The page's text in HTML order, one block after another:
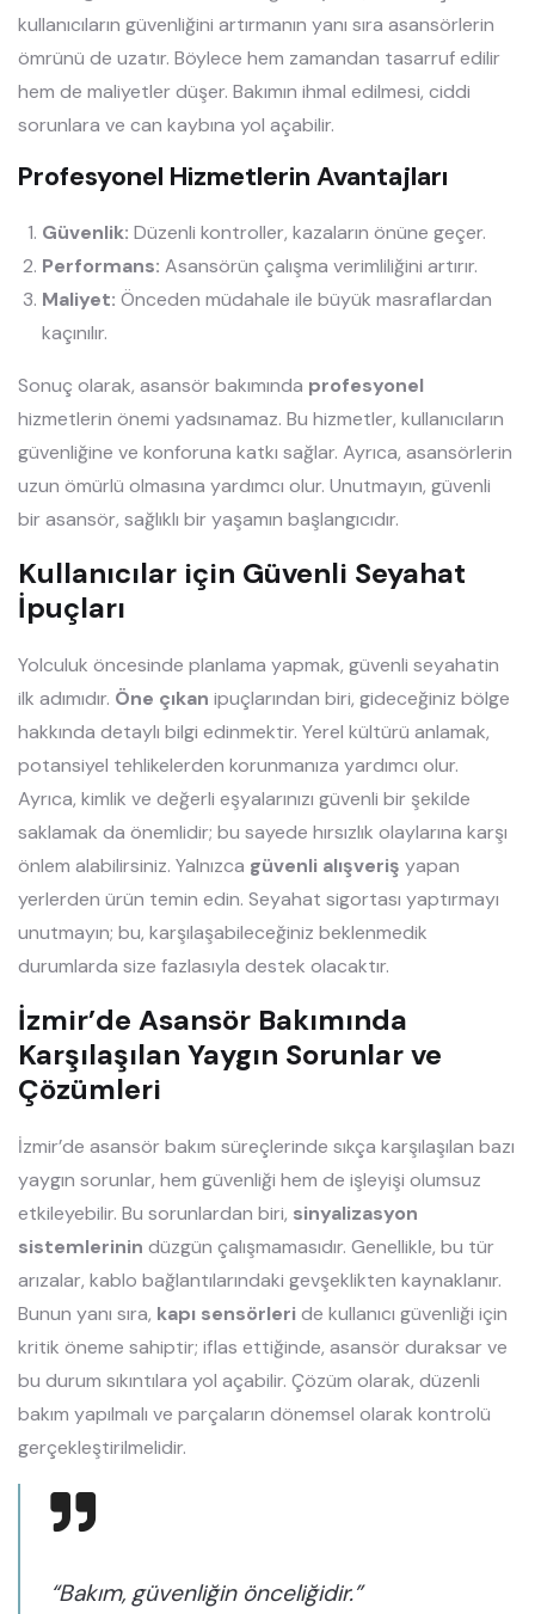
kullanıcıların güvenliğini artırmanın yanı sıra asansörlerin
ömrünü de uzatır. Böylece hem zamandan tasarruf edilir
hem de maliyetler düşer. Bakımın ihmal edilmesi, ciddi
sorunlara ve can kaybına yol açabilir.
Profesyonel Hizmetlerin Avantajları
Güvenlik: Düzenli kontroller, kazaların önüne geçer.
Performans: Asansörün çalışma verimliliğini artırır.
Maliyet: Önceden müdahale ile büyük masraflardan
kaçınılır.
Sonuç olarak, asansör bakımında profesyonel
hizmetlerin önemi yadsınamaz. Bu hizmetler, kullanıcıların
güvenliğine ve konforuna katkı sağlar. Ayrıca, asansörlerin
uzun ömürlü olmasına yardımcı olur. Unutmayın, güvenli
bir asansör, sağlıklı bir yaşamın başlangıcıdır.
Kullanıcılar için Güvenli Seyahat
İpuçları
Yolculuk öncesinde planlama yapmak, güvenli seyahatin
ilk adımıdır. Öne çıkan ipuçlarından biri, gideceğiniz bölge
hakkında detaylı bilgi edinmektir. Yerel kültürü anlamak,
potansiyel tehlikelerden korunmanıza yardımcı olur.
Ayrıca, kimlik ve değerli eşyalarınızı güvenli bir şekilde
saklamak da önemlidir; bu sayede hırsızlık olaylarına karşı
önlem alabilirsiniz. Yalnızca güvenli alışveriş yapan
yerlerden ürün temin edin. Seyahat sigortası yaptırmayı
unutmayın; bu, karşılaşabileceğiniz beklenmedik
durumlarda size fazlasıyla destek olacaktır.
İzmir’de Asansör Bakımında
Karşılaşılan Yaygın Sorunlar ve
Çözümleri
İzmir’de asansör bakım süreçlerinde sıkça karşılaşılan bazı
yaygın sorunlar, hem güvenliği hem de işleyişi olumsuz
etkileyebilir. Bu sorunlardan biri, sinyalizasyon
sistemlerinin düzgün çalışmamasıdır. Genellikle, bu tür
arızalar, kablo bağlantılarındaki gevşeklikten kaynaklanır.
Bunun yanı sıra, kapı sensörleride kullanıcı güvenliği için
kritik öneme sahiptir; iflas ettiğinde, asansör duraksar ve
bu durum sıkıntılara yol açabilir. Çözüm olarak, düzenli
bakım yapılmalı ve parçaların dönemsel olarak kontrolü
gerçekleştirilmelidir.
“Bakım, güvenliğin önceliğidir.”